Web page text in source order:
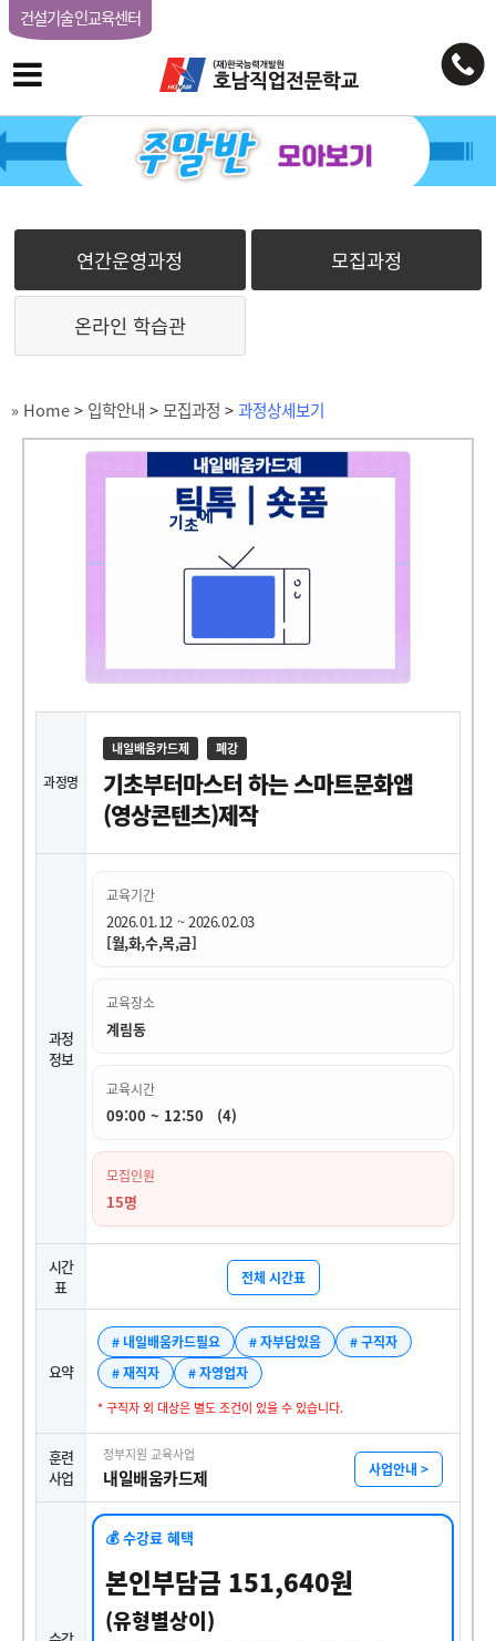
건설기술인교육센터
연간운영과정 모집과정
온라인 학습관
» Home> 입학안내 >모집과정 >과정상세보기
과정명
내일배움카드제 폐강
기초부터마스터 하는 스마트문화앱
(영상콘텐츠)제작
과정
정보
교육기간
2026.01.12 ~ 2026.02.03
[월,화,수,목,금]
교육장소
계림동
교육시간
09:00 ~ 12:50 (4)
모집인원
15명
시간
표
전체 시간표
요약
# 내일배움카드필요 # 자부담있음
# 구직자
# 재직자
# 자영업자
* 구직자 외 대상은 별도 조건이 있을 수 있습니다.
훈련
사업
정부지원 교육사업
내일배움카드제 사업안내 >
💰 수강료 혜택
본인부담금 151,640원
(유형별상이)